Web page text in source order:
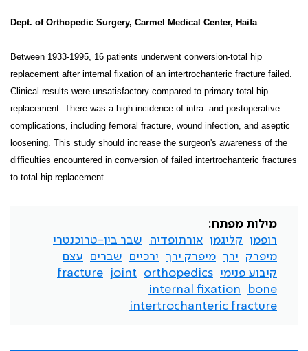
Dept. of Orthopedic Surgery, Carmel Medical Center, Haifa
Between 1933-1995, 16 patients underwent conversion-total hip
replacement after internal fixation of an intertrochanteric fracture failed.
Clinical results were unsatisfactory compared to primary total hip
replacement. There was a high incidence of intra- and postoperative
complications, including femoral fracture, wound infection, and aseptic
loosening. This study should increase the surgeon's awareness of the
difficulties encountered in conversion of failed intertrochanteric fractures
to total hip replacement.
מילות מפתח:
רופמן
קליגמן אורתופדיה
שבר בין-טרוכנטרי
מיפרק
ירך מיפרק ירך ירכיים שברים
עצם
קיבוע פנימי orthopedics
joint
fracture
bone
internal fixation
intertrochanteric fracture